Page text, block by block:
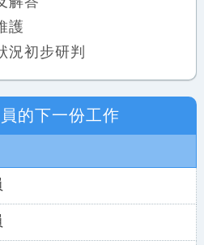
護
況初步研判
的下一份工作